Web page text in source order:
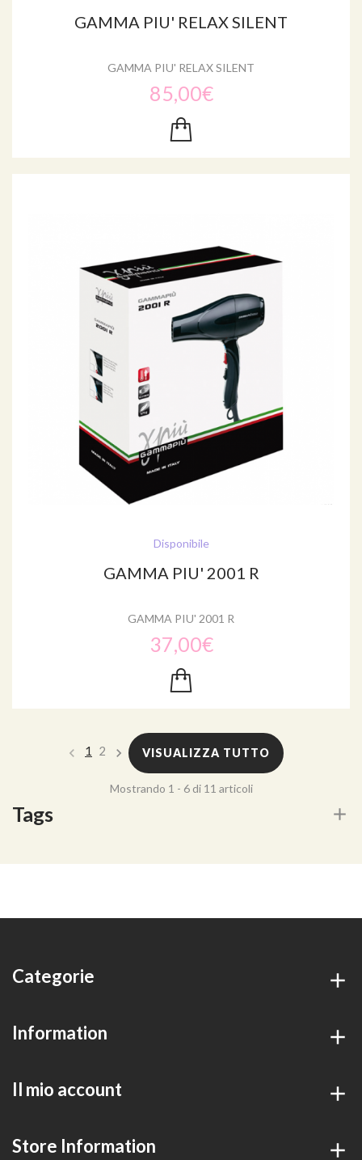
GAMMA PIU' RELAX SILENT
GAMMA PIU' RELAX SILENT
85,00€
Disponibile
GAMMA PIU' 2001 R
GAMMA PIU' 2001 R
37,00€
1 2 VISUALIZZA TUTTO
Mostrando 1 - 6 di 11 articoli
Tags
Categorie
Information
Il mio account
Store Information